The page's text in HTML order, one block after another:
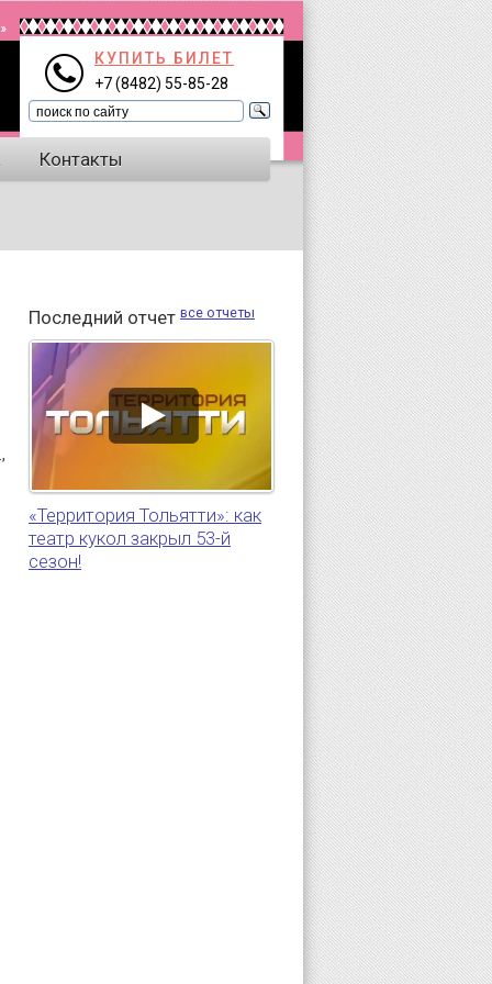
КУПИТЬ БИЛЕТ
+7 (8482) 55-85-28
Контакты
Последний отчет все отчеты
«Территория Тольятти»: как
театр кукол закрыл 53-й
сезон!